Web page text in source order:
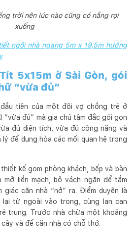
trời nên lúc nào cũng có nắng rọi
xuống
ngôi nhà ngang 5m x 19,5m hướng
5x15m ở Sài Gòn, gói
“vừa đủ”
tiên của một đôi vợ chồng trẻ ở
“vừa đủ” mà gia chủ tâm đắc gói gọn
đủ diện tích, vừa đủ công năng và
để dung hòa các mối quan hệ trong
kế gom phòng khách, bếp và bàn
mở liền mạch, bỏ vách ngăn để tầm
căn nhà “nở” ra. Điểm duyên là
lại từ ngoài vào trong, cùng lan can
trung. Trước nhà chừa một khoảng
và để căn nhà có chỗ thở.